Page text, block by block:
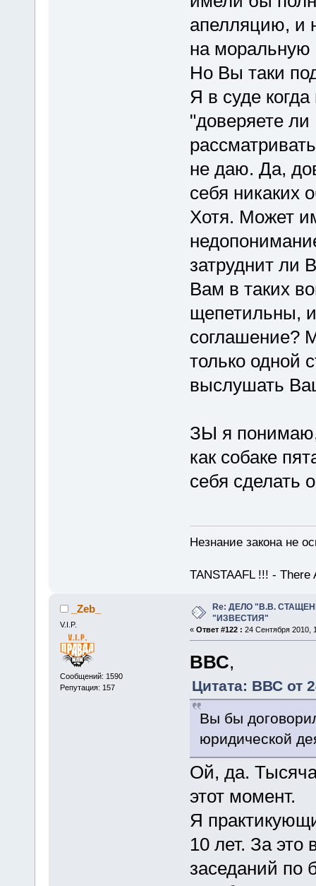
апелляцию, и
на моральную
Но Вы таки
Я в суде
"доверяете
не даю. Да,
себя никаких
Хотя. Может
затруднит ли
Вам в таких
щепетильны,
соглашение?
только одной
выслушать
ЗЫ я
как собаке
себя сделать
Незнание закона не
TANSTAAFL !!! - There
_Zeb_
V.I.P.
Сообщений: 1590
Репутация: 157
Re: ДЕЛО "В.В.
"ИЗВЕСТИЯ"
« Ответ #122 : 24 Сентября 2010,
ВВС,
Цитата: ВВС от
Вы бы
юридической
Ой, да.
этот момент.
Я
10 лет. За это
заседаний по